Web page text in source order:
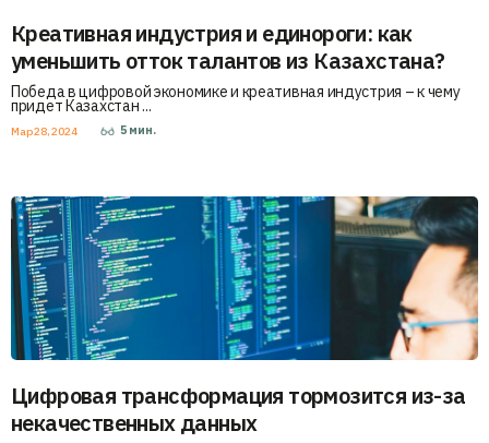
Креативная индустрия и единороги: как
уменьшить отток талантов из Казахстана?
Победа в цифровой экономике и креативная индустрия – к чему
придет Казахстан ...
Мар 28, 2024 5 мин.
Цифровая трансформация тормозится из-за
некачественных данных